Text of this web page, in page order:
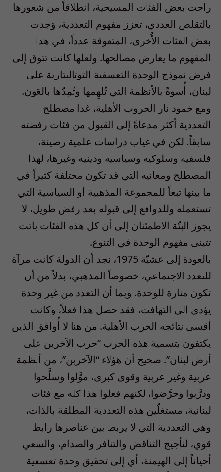
راحت بعض الفئات المسيحية، انطلاقاً من شعورها
بالتقلص العددي، تعزز مفهوم التعددية، وَجدت
بعض الفئات الأُخرى، المتفوقة عدداً، في هذا
المفهوم ما يعارض مصالحها. ولعلها كانت تتوق إلى
فرض نموذج الوحدة التعسفية التوتاليتارية على
لبنان، أُسوةً بالأنظمة التي تُلهِمها وتُمِدّها بالعَون.
ومع خمود نار الحروب الأهلية، غدا مصطلح
التعددية أكثر مدعاةً إلى القبول من فئات رفضته
سابقاً. لكن في غياب دراسات علمية رصينة،
فلسفية وسلوكية وسياسية ودينية وغيرها، لهذا
المصطلح ومعانيه التي قد تكون مختلفة كثيراً في
ما بينها تبعاً للمجموعة المذهبية أو السياسية التي
تستعمله وللدوافع إلى قبوله بعد رفض طويل، لا
يجوز البتّة الاطمئنان إلى أن كل هذه الفئات باتت
تتبنى مفهوم الوحدة في التنوع.
بالعودة إلى عشيّة 1975، نجد أن الدولة كانت مرآة
للتعدد الاجتماعي، خصوصاً المذهبي، بدلاً من أن
تكون منارة للوحدة. وبما أن التعدد من غير وحدة
يؤدي إلى التهافت، فقد حصل هذا فعلاً، وكانت
أقسى نتائجه الحرب الأهلية. من هنا لا أُوافق الذين
يكتفون بتسمية هذه الحرب “حرب الآخرين على
أرض لبنان”. صحيح أن هؤلاء “الآخرين”، من أنظمة
عربية وغير عربية وقوى كبرى، موَّلوا وسلَّحوا
ودرَّبوا وحرَّضوا، لكنهم فعلوا هذا كله مع فئات
لبنانية، مستغلّين هذه التعددية المطلقة بالذات،
وهي التعددية التي لا يربط بين عناصرها رابط
قوي، لتأجيج التناقض والتنافر والصدام، والسعي
أحياناً إلى الهيمنة، أي إلى تحقيق وحدة تعسفية